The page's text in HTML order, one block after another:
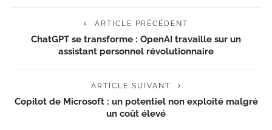
ARTICLE PRÉCÉDENT
ChatGPT se transforme : OpenAI travaille sur un
assistant personnel révolutionnaire
ARTICLE SUIVANT
Copilot de Microsoft : un potentiel non exploité malgré
un coût élevé